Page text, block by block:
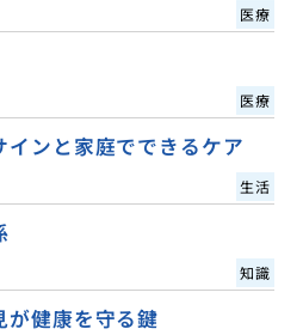
医療
医療
ンと家庭でできるケア
生活
知識
が健康を守る鍵